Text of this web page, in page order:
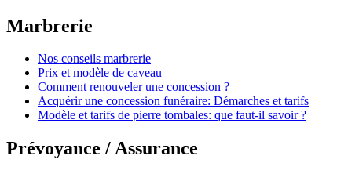
Marbrerie
Nos conseils marbrerie
Prix et modèle de caveau
Comment renouveler une concession ?
Acquérir une concession funéraire: Démarches et tarifs
Modèle et tarifs de pierre tombales: que faut-il savoir ?
Prévoyance / Assurance